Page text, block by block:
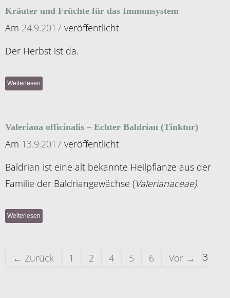
Kräuter und Früchte für das Immunsystem
Am 24.9.2017 veröffentlicht
Der Herbst ist da.
Weiterlesen
Valeriana officinalis – Echter Baldrian (Tinktur)
Am 13.9.2017 veröffentlicht
Baldrian ist eine alt bekannte Heilpflanze aus der
Familie der Baldriangewächse (Valerianaceae).
Weiterlesen
← Zurück 1 2 3
4 5 6 Vor →